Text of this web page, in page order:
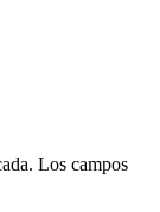
Los campos